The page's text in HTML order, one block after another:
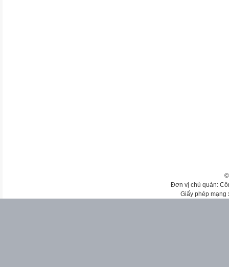
Đơn vị chủ quản:
Giấy phép mạng